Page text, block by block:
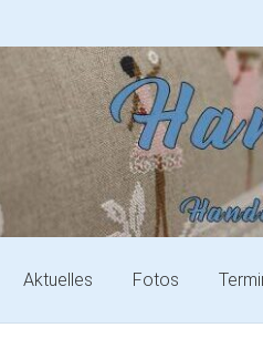
Aktuelles Fotos